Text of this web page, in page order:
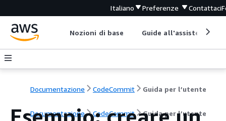
Italiano Preferenze Contattaci
Nozioni di base Guide all'assistenza
Documentazione CodeCommit Guida per l’utente
Documentazione CodeCommit Guida per l’utente
Esempio: creare un